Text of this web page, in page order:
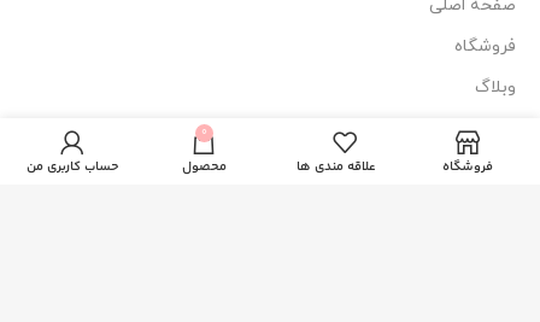
صفحه اصلی
فروشگاه
وبلاگ
درباره ما
تماس با ما
2.550.000 عدد
انبار
افزودن
فروشگاه علاقه مندی ها
0
محصول حساب کاربری من